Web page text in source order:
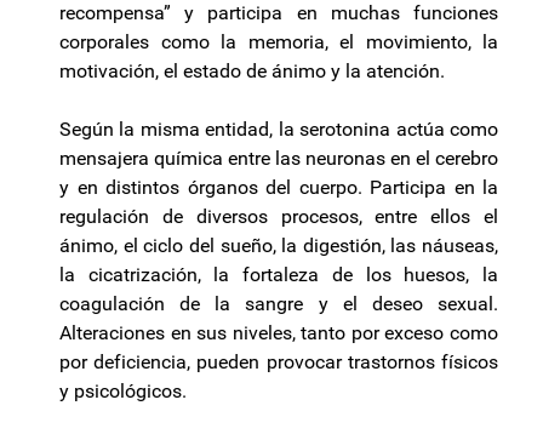
recompensa” y participa en muchas funciones
corporales como la memoria, el movimiento, la
motivación, el estado de ánimo y la atención.
Según la misma entidad, la serotonina actúa como
mensajera química entre las neuronas en el cerebro
y en distintos órganos del cuerpo. Participa en la
regulación de diversos procesos, entre ellos el
ánimo, el ciclo del sueño, la digestión, las náuseas,
la cicatrización, la fortaleza de los huesos, la
coagulación de la sangre y el deseo sexual.
Alteraciones en sus niveles, tanto por exceso como
por deficiencia, pueden provocar trastornos físicos
y psicológicos.